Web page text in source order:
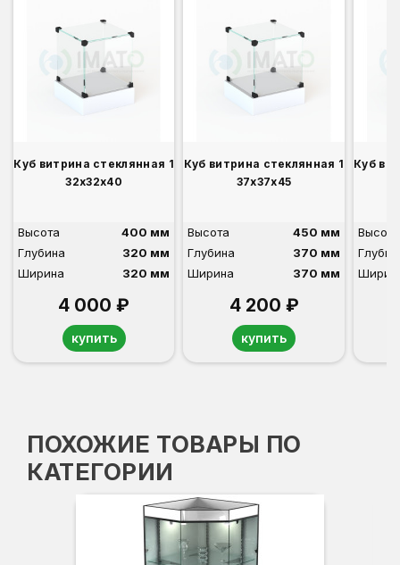
Куб витрина стеклянная 1
32х32х40
Высота
400 мм
Глубина
320 мм
Ширина
320 мм
4 000 ₽
купить
Куб витрина стеклянная 1
37х37х45
Высота
450 мм
Глубина
370 мм
Ширина
370 мм
4 200 ₽
купить
Куб
Высота
ПОХОЖИЕ ТОВАРЫ ПО
КАТЕГОРИИ